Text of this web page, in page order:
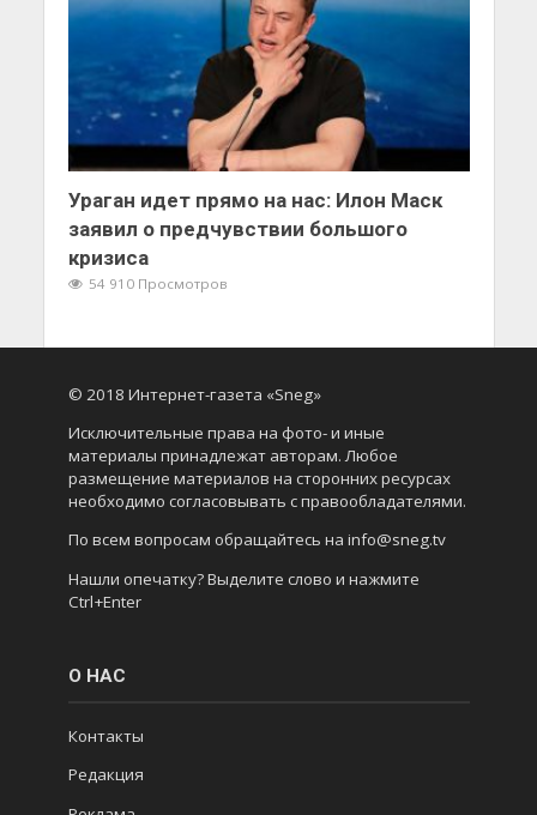
Ураган идет прямо на нас: Илон Маск
заявил о предчувствии большого
кризиса
54 910 Просмотров
© 2018 Интернет-газета «Sneg»
Исключительные права на фото- и иные
материалы принадлежат авторам. Любое
размещение материалов на сторонних ресурсах
необходимо согласовывать с правообладателями.
По всем вопросам обращайтесь на info@sneg.tv
Нашли опечатку? Выделите слово и нажмите
Ctrl+Enter
О НАС
Контакты
Редакция